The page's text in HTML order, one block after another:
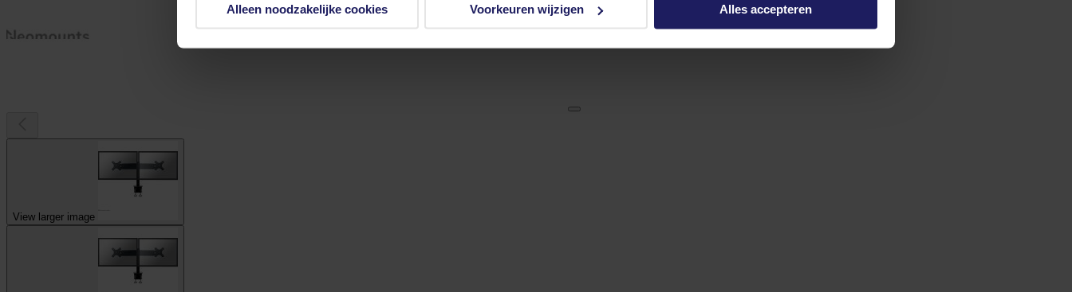
Alleen noodzakelijke cookies Voorkeuren wijzigen Alles accepteren
View larger image